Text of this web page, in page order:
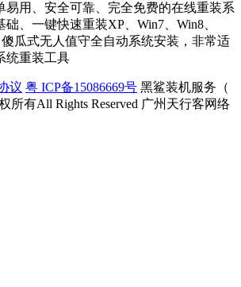
易用、安全可靠、完全免费的在线重装系
、一键快速重装XP、Win7、Win8、
瓜式无人值守全自动系统安装，非常适
统重装工具
议 粤 ICP备15086669号 黑鲨装机服务（
所有All Rights Reserved 广州天行客网络